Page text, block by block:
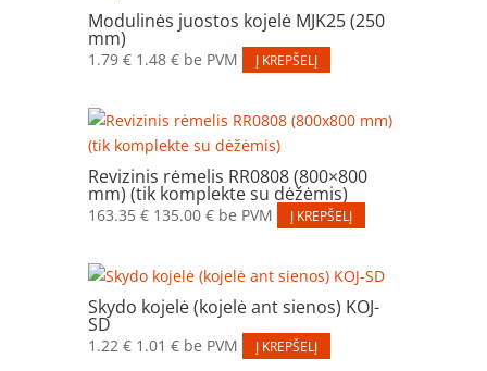
Modulinės juostos kojelė MJK25 (250
mm)
1.79 € 1.48 €be PVM Į KREPŠELĮ
Revizinis rėmelis RR0808 (800×800
mm) (tik komplekte su dėžėmis)
163.35 € 135.00 €be PVM Į KREPŠELĮ
Skydo kojelė (kojelė ant sienos) KOJ-
SD
1.22 € 1.01 €be PVM Į KREPŠELĮ